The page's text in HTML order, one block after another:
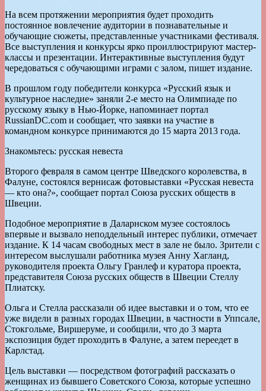
На всем протяжении мероприятия будет проходить
постоянное вовлечение аудитории в познавательные и
обучающие сюжеты, представленные участниками фестиваля.
Все выступления и конкурсы ярко проиллюстрируют мастер-
классы и презентации. Интерактивные выступления будут
чередоваться с обучающими играми с залом, пишет издание.
В прошлом году победители конкурса «Русский язык и
культурное наследие» заняли 2-е место на Олимпиаде по
русскому языку в Нью-Йорке, напоминает портал
RussianDC.com и сообщает, что заявки на участие в
командном конкурсе принимаются до 15 марта 2013 года.
Знакомьтесь: русская невеста
Второго февраля в самом центре Шведского королевства, в
Фалуне, состоялся вернисаж фотовыставки «Русская невеста
— кто она?», сообщает портал Союза русских обществ в
Швеции.
Подобное мероприятие в Даларнском музее состоялось
впервые и вызвало неподдельный интерес публики, отмечает
издание. К 14 часам свободных мест в зале не было. Зрители с
интересом выслушали работника музея Анну Хагланд,
руководителя проекта Ольгу Гранлеф и куратора проекта,
представителя Союза русских обществ в Швеции Стеллу
Плиатску.
Ольга и Стелла рассказали об идее выставки и о том, что ее
уже видели в разных городах Швеции, в частности в Уппсалe,
Стокгольме, Виршеруме, и сообщили, что до 3 марта
экспозиция будет проходить в Фалуне, а затем переедет в
Карлстад.
Цель выставки — посредством фотографий рассказать о
женщинах из бывшего Советского Союза, которые успешно